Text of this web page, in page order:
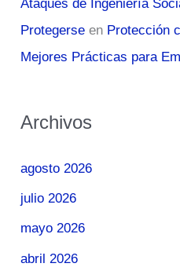
Ataques de Ingeniería
Protegerse en Protección
Mejores Prácticas para
Archivos
agosto 2026
julio 2026
mayo 2026
abril 2026